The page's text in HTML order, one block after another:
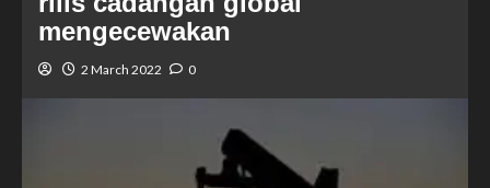
mengecewakan
2 March 2022 0